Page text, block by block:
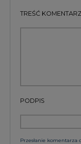
TREŚĆ
PODPIS
Przesłanie komentarza